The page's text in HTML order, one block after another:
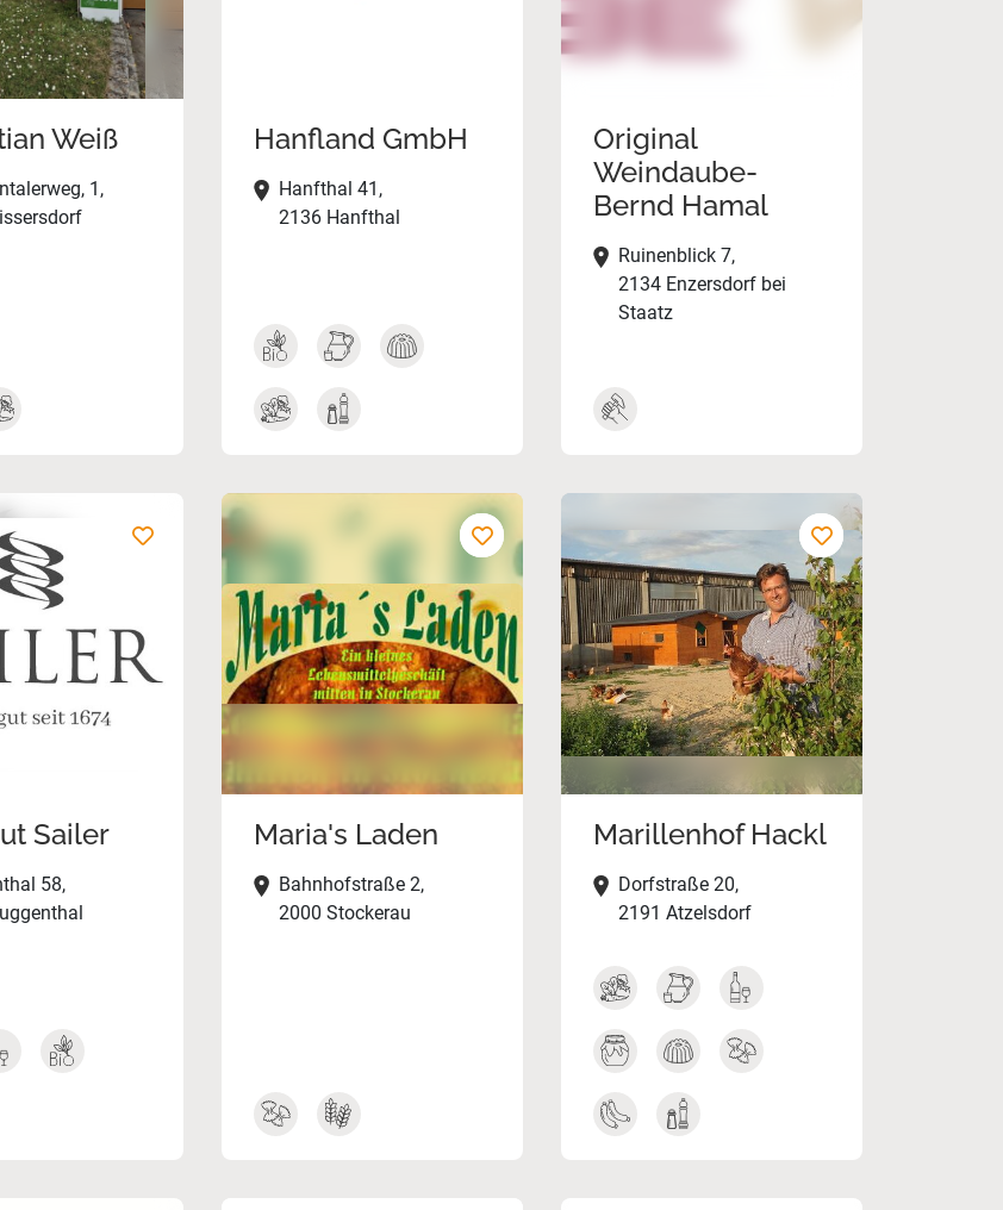
Weiß
1,
Hanfland GmbH
Hanfthal 41,
2136 Hanfthal
Original
Weindaube-
Bernd Hamal
Ruinenblick 7,
2134 Enzersdorf bei
Staatz
Sailer
58,
Maria's Laden
Bahnhofstraße 2,
2000 Stockerau
Marillenhof Hackl
Dorfstraße 20,
2191 Atzelsdorf